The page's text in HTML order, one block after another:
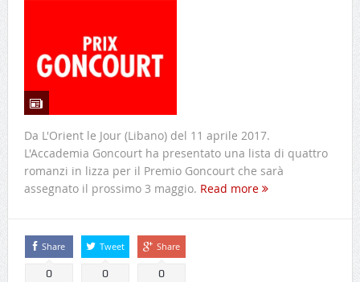
Da L'Orient le Jour (Libano) del 11 aprile 2017.
L'Accademia Goncourt ha presentato una lista di quattro
romanzi in lizza per il Premio Goncourt che sarà
assegnato il prossimo 3 maggio. Read more
Share
0
Tweet
0
Share
0